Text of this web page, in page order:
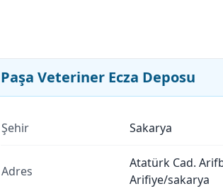
Paşa Veteriner Ecza Deposu
Şehir Sakarya
Adres
Atatürk Cad.
Arifiye/sakarya